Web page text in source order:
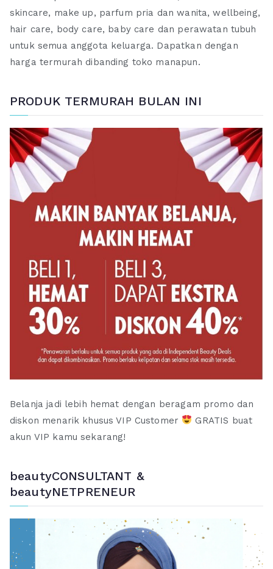
skincare, make up, parfum pria dan wanita, wellbeing,
hair care, body care, baby care dan perawatan tubuh
untuk semua anggota keluarga. Dapatkan dengan
harga termurah dibanding toko manapun.
PRODUK TERMURAH BULAN INI
Belanja jadi lebih hemat dengan beragam promo dan
diskon menarik khusus VIP Customer
GRATIS buat
akun VIP kamu sekarang!
beautyCONSULTANT &
beautyNETPRENEUR